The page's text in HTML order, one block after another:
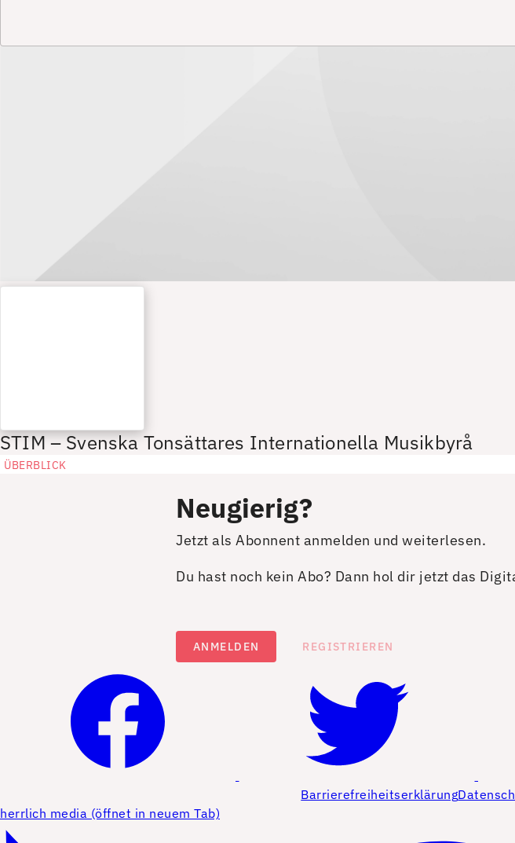
STIM – Svenska Tonsättares Internationella Musikbyrå
ÜBERBLICK
Neugierig?
Jetzt als Abonnent anmelden und weiterlesen.
Du hast noch kein Abo? Dann hol dir jetzt das
ANMELDEN REGISTRIEREN
Barrierefreiheitserklärung
herrlich media (öffnet in neuem Tab)